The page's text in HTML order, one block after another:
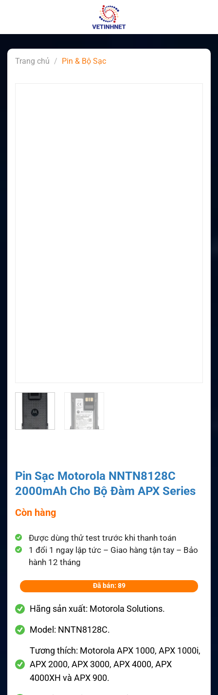
Trang chủ / Pin & Bộ Sạc
Pin Sạc Motorola NNTN8128C
2000mAh Cho Bộ Đàm APX Series
Còn hàng
Được dùng thử test trước khi thanh toán
1 đổi 1 ngay lập tức – Giao hàng tận tay – Bảo
hành 12 tháng
Đã bán: 89
Hãng sản xuất: Motorola Solutions.
Model: NNTN8128C.
Tương thích: Motorola APX 1000, APX 1000i,
APX 2000, APX 3000, APX 4000, APX
4000XH và APX 900.